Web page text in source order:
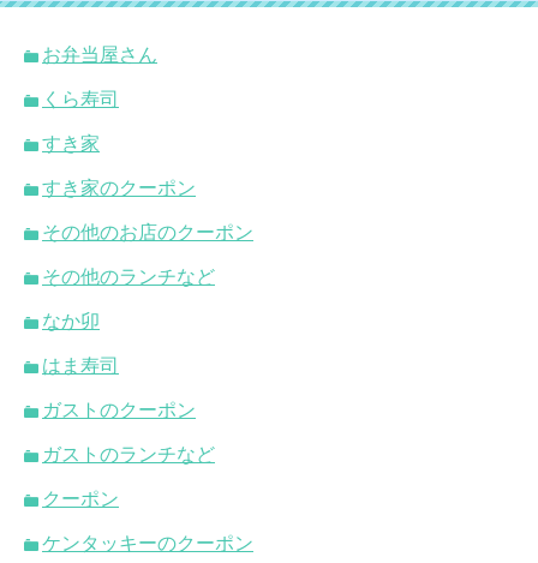
お弁当屋さん
くら寿司
すき家
すき家のクーポン
その他のお店のクーポン
その他のランチなど
なか卯
はま寿司
ガストのクーポン
ガストのランチなど
クーポン
ケンタッキーのクーポン